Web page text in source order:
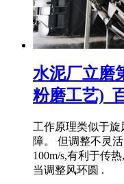
水泥厂立磨
粉磨工艺)_
工作原理类似于
障。 但调整不灵
100m/s,有利于传
当调整风环圆 .